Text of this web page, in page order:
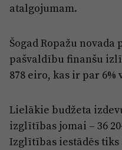
atalgojumam.
Šogad Ropažu
pašvaldību finanšu
878 eiro, kas ir par 6%
Lielākie budžeta
izglītības jomai – 36
Izglītības iestādēs